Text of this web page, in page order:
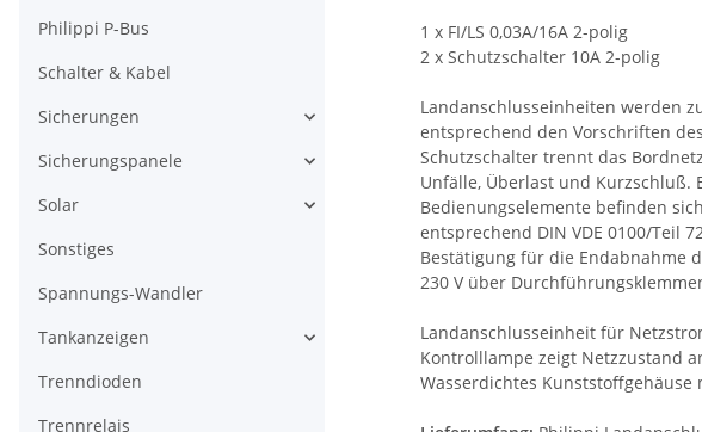
1 x FI/LS 0,03A/16A 2-polig
2 x Schutzschalter 10A 2-polig
Landanschlusseinheiten werden
entsprechend den Vorschriften
Schutzschalter trennt das
Unfälle, Überlast und Kurzschluß.
Bedienungselemente befinden
entsprechend DIN VDE 0100/Teil
Bestätigung für die Endabnahme
230 V über
Landanschlusseinheit für
Kontrolllampe zeigt Netzzustand
Wasserdichtes Kunststoffgehäuse
Philippi P-Bus
Schalter & Kabel
Sicherungen
Sicherungspanele
Solar
Sonstiges
Spannungs-Wandler
Tankanzeigen
Trenndioden
Trennrelais